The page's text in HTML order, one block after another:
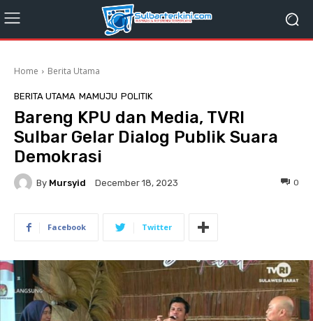
Home Berita Utama
BERITA UTAMA MAMUJU POLITIK
Bareng KPU dan Media, TVRI
Sulbar Gelar Dialog Publik Suara
Demokrasi
By Mursyid December 18, 2023 0
Facebook Twitter